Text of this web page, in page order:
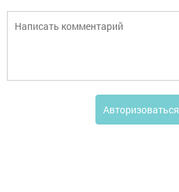
Авторизоваться